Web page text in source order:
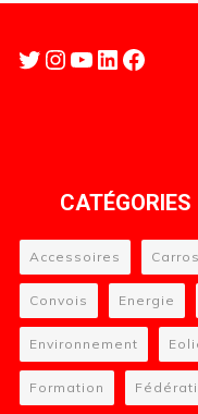
Twitter
Instagram
YouTube
LinkedIn
CATÉGORIES
Accessoires
Convois Energie
Environnement
Formation